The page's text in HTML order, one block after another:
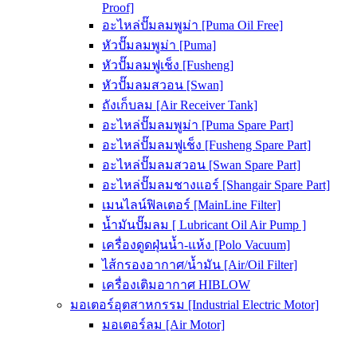
Proof]
อะไหล่ปั๊มลมพูม่า [Puma Oil Free]
หัวปั๊มลมพูม่า [Puma]
หัวปั๊มลมฟูเช็ง [Fusheng]
หัวปั๊มลมสวอน [Swan]
ถังเก็บลม [Air Receiver Tank]
อะไหล่ปั๊มลมพูม่า [Puma Spare Part]
อะไหล่ปั๊มลมฟูเช็ง [Fusheng Spare Part]
อะไหล่ปั๊มลมสวอน [Swan Spare Part]
อะไหล่ปั๊มลมชางแอร์ [Shangair Spare Part]
เมนไลน์ฟิลเตอร์ [MainLine Filter]
น้ำมันปั๊มลม [ Lubricant Oil Air Pump ]
เครื่องดูดฝุ่นน้ำ-แห้ง [Polo Vacuum]
ไส้กรองอากาศ/น้ำมัน [Air/Oil Filter]
เครื่องเติมอากาศ HIBLOW
มอเตอร์อุตสาหกรรม [Industrial Electric Motor]
มอเตอร์ลม [Air Motor]